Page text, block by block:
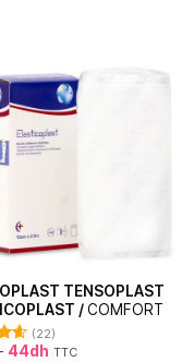
TENSOPLAST
/COMFORT
(22)
44dh TTC